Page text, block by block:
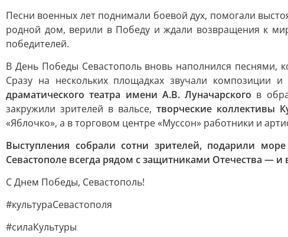
Песни военных лет поднимали боевой дух, помогали
родной дом, верили в Победу и ждали возвращения к
победителей.
В День Победы Севастополь вновь наполнился песнями,
Сразу на нескольких площадках звучали композиции
драматического театра имени А.В. Луначарского в
закружили зрителей в вальсе, творческие коллективы
«Яблочко», а в торговом центре «Муссон» работники и
Выступления собрали сотни зрителей, подарили
Севастополе всегда рядом с защитниками Отечества —
С Днем Победы, Севастополь!
#культураСевастополя
#силаКультуры